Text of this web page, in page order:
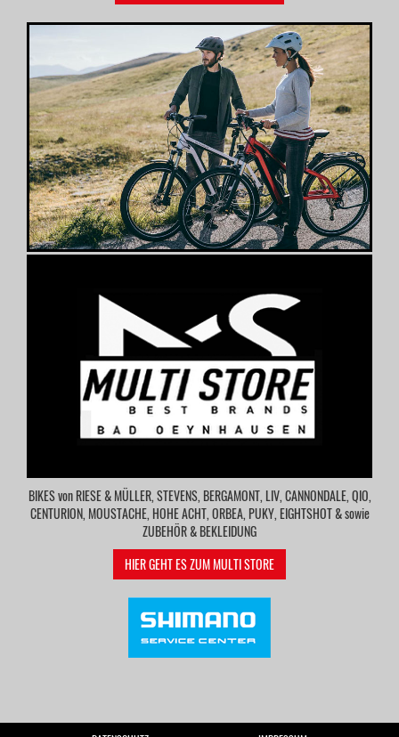
BIKES von RIESE & MÜLLER, STEVENS, BERGAMONT, LIV, CANNONDALE, QIO,
CENTURION, MOUSTACHE, HOHE ACHT, ORBEA, PUKY, EIGHTSHOT & sowie
ZUBEHÖR & BEKLEIDUNG
HIER GEHT ES ZUM MULTI STORE